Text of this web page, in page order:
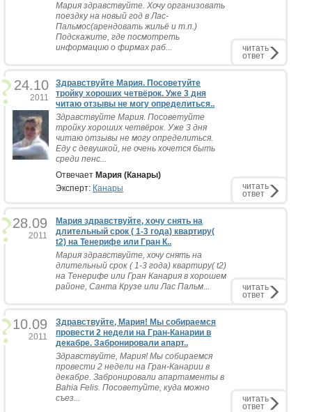
Мария здравствуйте. Хочу организовать
поездку на новый год в Лас-
Пальмос(арендовать жильё и т.п.)
Подскажите, где посмотреть
информацию о фирмах раб...
читать
ответ
24.10
2011
Здравствуйте Мария. Посоветуйте
тройку хороших четвёрок. Уже 3 дня
читаю отзывы не могу определиться..
Здравствуйте Мария. Посоветуйте
тройку хороших четвёрок. Уже 3 дня
читаю отзывы не могу определиться.
Еду с девушкой, не очень хочется быть
среди пенс...
Отвечает Мария (Канары)
Эксперт: Канары читать
ответ
28.09
2011
Мария здравствуйте, хочу снять на
длительный срок ( 1-3 года) квартиру(
t2) на Тенерифе или Гран К..
Мария здравствуйте, хочу снять на
длительный срок ( 1-3 года) квартиру( t2)
на Тенерифе или Гран Канария в хорошем
районе, Санта Крузе или Лас Пальм...
читать
ответ
10.09
2011
Здравствуйте, Мария! Мы собираемся
провести 2 недели на Гран-Канарии в
декабре. Забронировали апарт..
Здравствуйте, Мария! Мы собираемся
провести 2 недели на Гран-Канарии в
декабре. Забронировали апартаменты в
Bahia Felis. Посоветуйте, куда можно
съез...
читать
ответ